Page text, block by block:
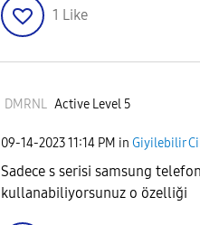
1 Like
DMRNL Active Level 5
‎09-14-202311:14 PM in Giyilebilir
Sadece s serisi samsung
kullanabiliyorsunuz o özelliği